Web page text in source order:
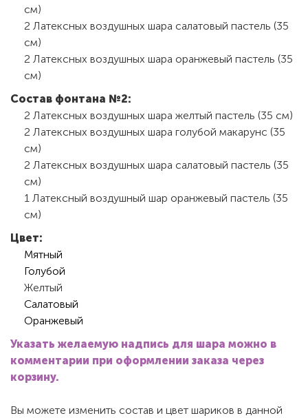
см)
2 Латексных воздушных шара салатовый пастель (35
см)
2 Латексных воздушных шара оранжевый пастель (35
см)
Состав фонтана №2:
2 Латексных воздушных шара желтый пастель (35 см)
2 Латексных воздушных шара голубой макарунс (35
см)
2 Латексных воздушных шара салатовый пастель (35
см)
1 Латексный воздушный шар оранжевый пастель (35
см)
Цвет:
Мятный
Голубой
Желтый
Салатовый
Оранжевый
Указать желаемую надпись для шара можно в
комментарии при оформлении заказа через
корзину.
Вы можете изменить состав и цвет шариков в данной